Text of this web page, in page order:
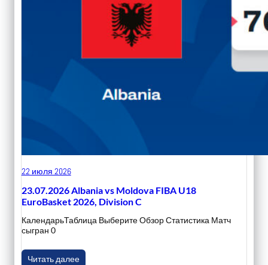
22 июля 2026
23.07.2026 Albania vs Moldova FIBA U18
EuroBasket 2026, Division C
КалендарьТаблица Выберите Обзор Статистика Матч
сыгран 0
Читать далее